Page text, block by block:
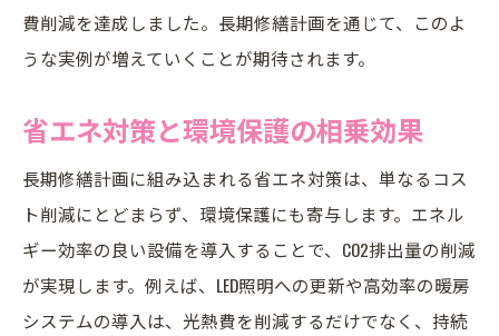
費削減を達成しました。長期修繕計画を通じて、このよ
うな実例が増えていくことが期待されます。
省エネ対策と環境保護の相乗効果
長期修繕計画に組み込まれる省エネ対策は、単なるコス
ト削減にとどまらず、環境保護にも寄与します。エネル
ギー効率の良い設備を導入することで、CO2排出量の削減
が実現します。例えば、LED照明への更新や高効率の暖房
システムの導入は、光熱費を削減するだけでなく、持続